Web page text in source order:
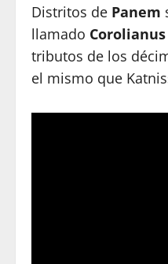
Distritos de Panem
llamado
tributos de los
el mismo que